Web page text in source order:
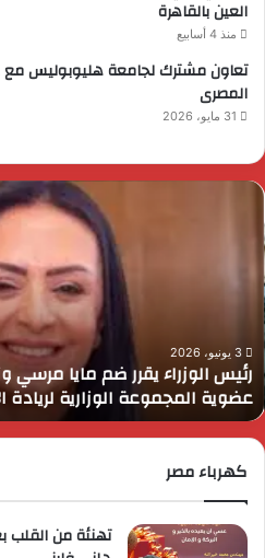
العين بالقاهرة
منذ 4 أسابيع
تعاون مشترك لجامعة هليوبوليس مع
المصرى
31 مايو، 2026
رئيس
يقرر
ضم
مايا
مرسي
وزيرة
التضامن
الاجتماعي
إلى
عضوية
المجموعة
الوزارية
3 يونيو، 2026
رئيس الوزراء يقرر ضم مايا مرسي
عضوية المجموعة الوزارية لريادة
كهرباء مصر
تهنئة من القلب